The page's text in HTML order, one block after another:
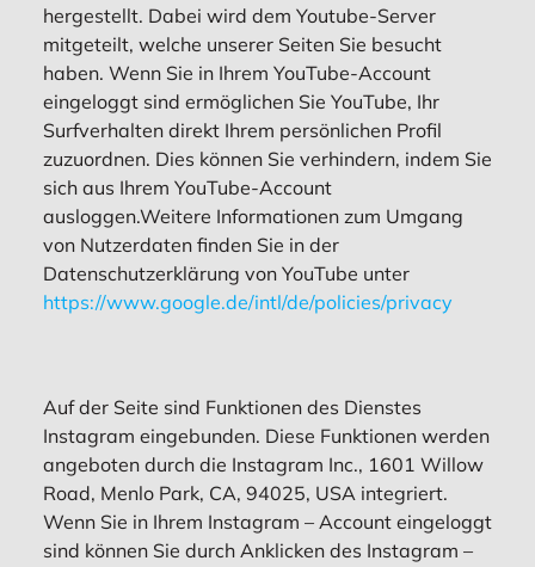
hergestellt. Dabei wird dem Youtube-Server
mitgeteilt, welche unserer Seiten Sie besucht
haben. Wenn Sie in Ihrem YouTube-Account
eingeloggt sind ermöglichen Sie YouTube, Ihr
Surfverhalten direkt Ihrem persönlichen Profil
zuzuordnen. Dies können Sie verhindern, indem Sie
sich aus Ihrem YouTube-Account
ausloggen.Weitere Informationen zum Umgang
von Nutzerdaten finden Sie in der
Datenschutzerklärung von YouTube unter
https://www.google.de/intl/de/policies/privacy
Auf der Seite sind Funktionen des Dienstes
Instagram eingebunden. Diese Funktionen werden
angeboten durch die Instagram Inc., 1601 Willow
Road, Menlo Park, CA, 94025, USA integriert.
Wenn Sie in Ihrem Instagram – Account eingeloggt
sind können Sie durch Anklicken des Instagram –